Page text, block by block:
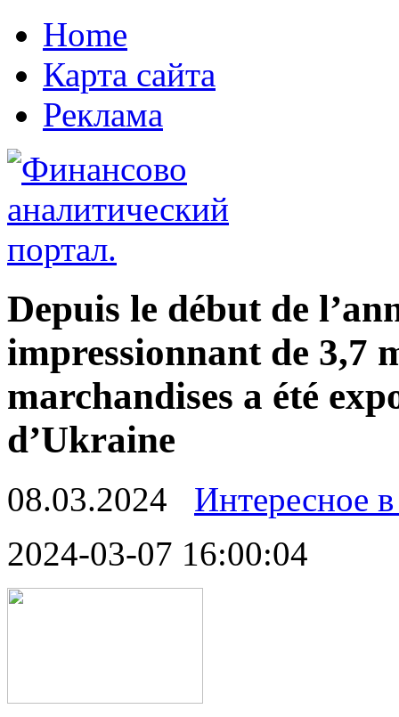
Home
Карта сайта
Реклама
Depuis le début de
impressionnant de 3,7
marchandises a été
d’Ukraine
08.03.2024
Интересное
2024-03-07 16:00:04